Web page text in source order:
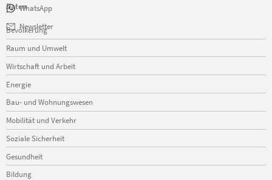
WhatsApp
Newsletter
Daten
Navigation
überspringen
Bevölkerung
Raum und Umwelt
Wirtschaft und Arbeit
Energie
Bau- und Wohnungswesen
Mobilität und Verkehr
Soziale Sicherheit
Gesundheit
Bildung